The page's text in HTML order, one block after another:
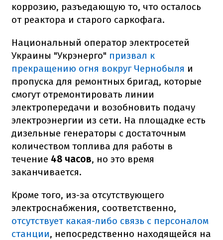
коррозию, разъедающую то, что осталось
от реактора и старого саркофага.
Национальный оператор электросетей
Украины "Укрэнерго" призвал к
прекращению огня вокруг Чернобыля и
пропуска для ремонтных бригад, которые
смогут отремонтировать линии
электропередачи и возобновить подачу
электроэнергии из сети. На площадке есть
дизельные генераторы с достаточным
количеством топлива для работы в
течение 48 часов, но это время
заканчивается.
Кроме того, из-за отсутствующего
электроснабжения, соответственно,
отсутствует какая-либо связь с персоналом
станции, непосредственно находящейся на